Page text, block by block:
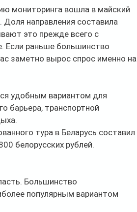
мониторинга вошла в майский
Доля направления составила
это прежде всего с
Если раньше большинство
заметно вырос спрос именно на
удобным вариантом для
барьера, транспортной
тура в Беларусь составил
белорусских рублей.
Большинство
популярным вариантом